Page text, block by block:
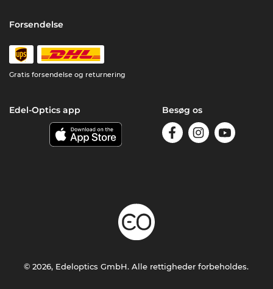
Forsendelse
Gratis forsendelse og returnering
Edel-Optics app Besøg os
© 2026, Edeloptics GmbH. Alle rettigheder forbeholdes.